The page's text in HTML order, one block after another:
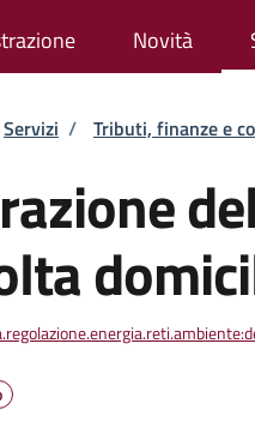
Novità
di pane
Servizi / Tributi, finanze e